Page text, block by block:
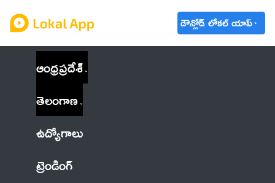
డౌన్లోడ్ లోకల్ యాప్
ఆంధ్రప్రదేశ్
తెలంగాణ
ఉద్యోగాలు
ట్రెండింగ్